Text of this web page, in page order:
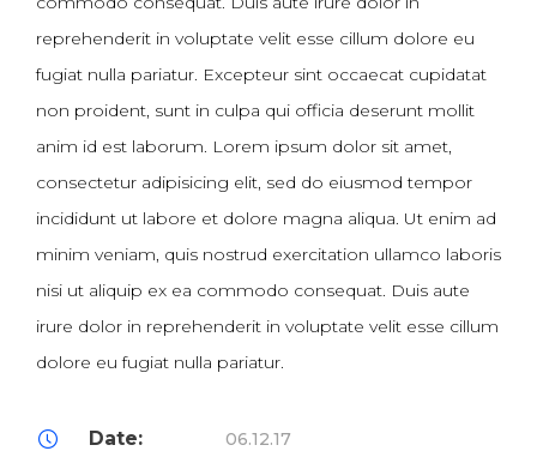
reprehenderit in voluptate velit esse cillum dolore eu
fugiat nulla pariatur. Excepteur sint occaecat cupidatat
non proident, sunt in culpa qui officia deserunt mollit
anim id est laborum. Lorem ipsum dolor sit amet,
consectetur adipisicing elit, sed do eiusmod tempor
incididunt ut labore et dolore magna aliqua. Ut enim ad
minim veniam, quis nostrud exercitation ullamco laboris
nisi ut aliquip ex ea commodo consequat. Duis aute
irure dolor in reprehenderit in voluptate velit esse cillum
dolore eu fugiat nulla pariatur.
Date: 06.12.17